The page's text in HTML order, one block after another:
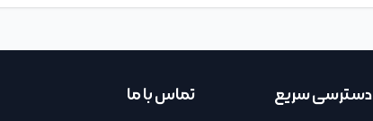
دسترسی سریع تماس با ما